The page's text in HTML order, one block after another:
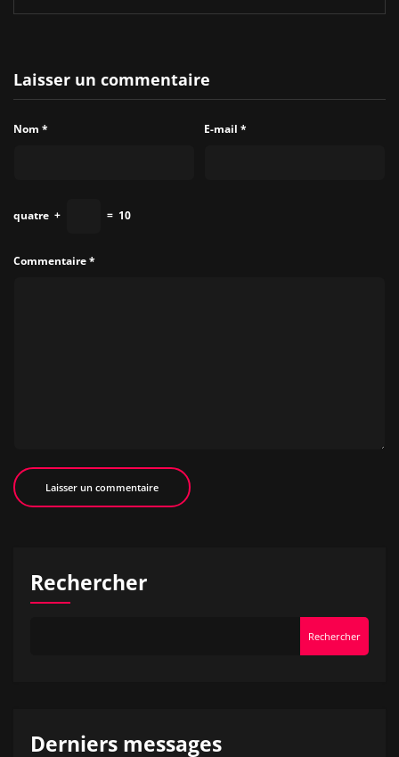
Laisser un commentaire
Nom * E-mail *
quatre + = 10
Commentaire*
Rechercher
Rechercher
Derniers messages